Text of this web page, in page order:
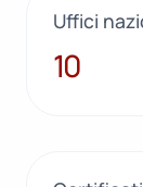
Uffici
10
10